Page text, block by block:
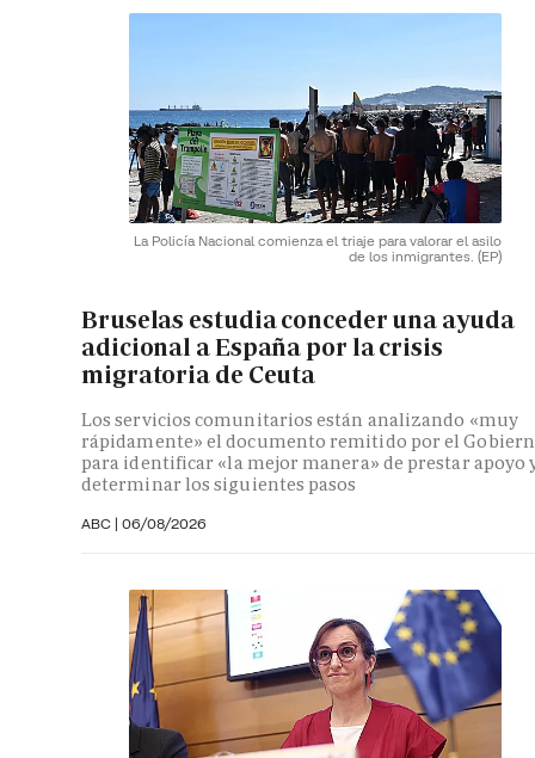
La Policía Nacional comienza el triaje para valorar el asilo
de los inmigrantes. (EP)
Bruselas estudia conceder una ayuda
adicional a España por la crisis
migratoria de Ceuta
Los servicios comunitarios están analizando «muy
rápidamente» el documento remitido por el
para identificar «la mejor manera» de prestar apoyo
determinar los siguientes pasos
ABC | 06/08/2026